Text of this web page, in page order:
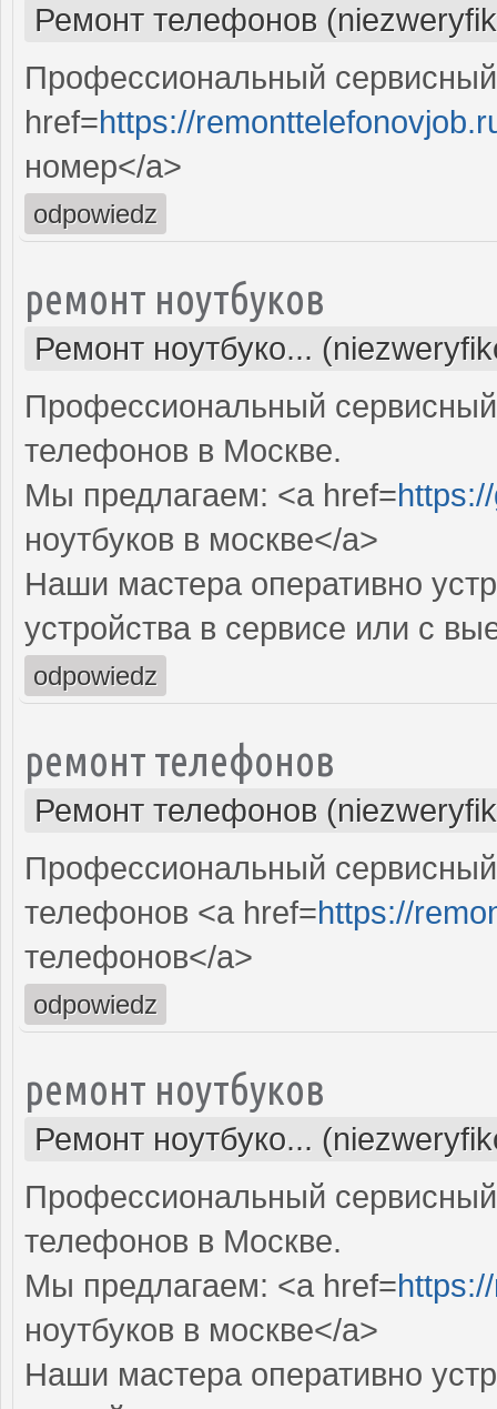
Ремонт телефонов
Профессиональный
href=https://
номер</a>
odpowiedz
ремонт ноутбуков
Ремонт ноутбуко...
Профессиональный
телефонов в Москве.
Мы предлагаем: <a href=
ноутбуков в москве</a>
Наши мастера оперативно
устройства в сервисе или с
odpowiedz
ремонт телефонов
Ремонт телефонов
Профессиональный
телефонов <a href=https://
телефонов</a>
odpowiedz
ремонт ноутбуков
Ремонт ноутбуко...
Профессиональный
телефонов в Москве.
Мы предлагаем: <a href=
ноутбуков в москве</a>
Наши мастера оперативно